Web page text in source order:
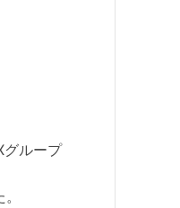
グループ
た。